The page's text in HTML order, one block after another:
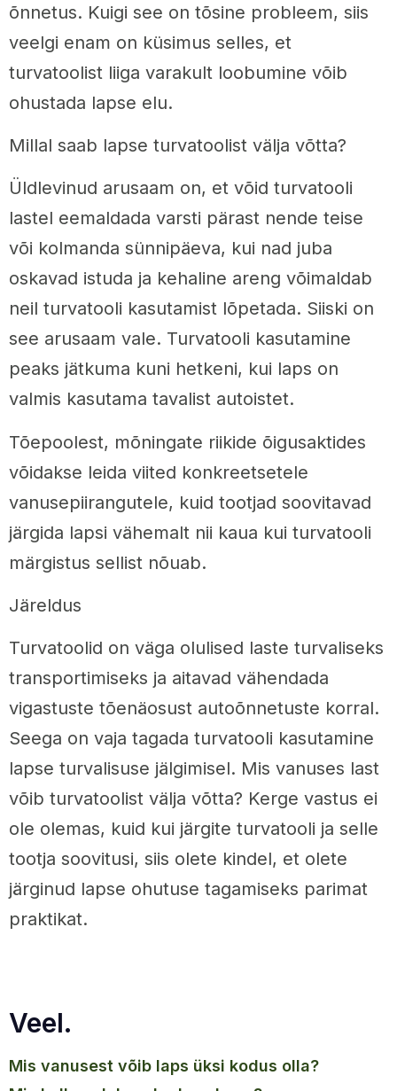
õnnetus. Kuigi see on tõsine probleem, siis
veelgi enam on küsimus selles, et
turvatoolist liiga varakult loobumine võib
ohustada lapse elu.
Millal saab lapse turvatoolist välja võtta?
Üldlevinud arusaam on, et võid turvatooli
lastel eemaldada varsti pärast nende teise
või kolmanda sünnipäeva, kui nad juba
oskavad istuda ja kehaline areng võimaldab
neil turvatooli kasutamist lõpetada. Siiski on
see arusaam vale. Turvatooli kasutamine
peaks jätkuma kuni hetkeni, kui laps on
valmis kasutama tavalist autoistet.
Tõepoolest, mõningate riikide õigusaktides
võidakse leida viited konkreetsetele
vanusepiirangutele, kuid tootjad soovitavad
järgida lapsi vähemalt nii kaua kui turvatooli
märgistus sellist nõuab.
Järeldus
Turvatoolid on väga olulised laste turvaliseks
transportimiseks ja aitavad vähendada
vigastuste tõenäosust autoõnnetuste korral.
Seega on vaja tagada turvatooli kasutamine
lapse turvalisuse jälgimisel. Mis vanuses last
võib turvatoolist välja võtta? Kerge vastus ei
ole olemas, kuid kui järgite turvatooli ja selle
tootja soovitusi, siis olete kindel, et olete
järginud lapse ohutuse tagamiseks parimat
praktikat.
Veel.
mis vanusest võib laps üksi kodus olla?